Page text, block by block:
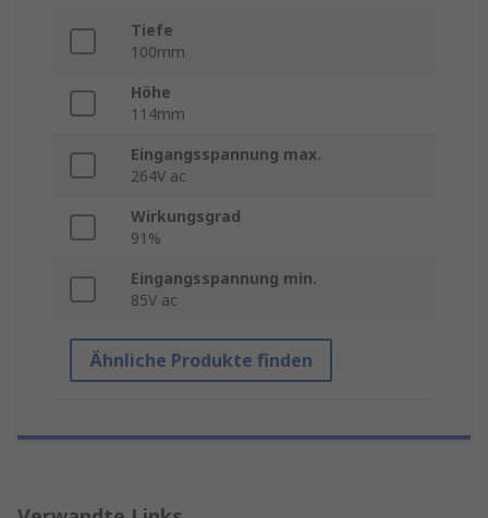
Tiefe
100mm
Höhe
114mm
Eingangsspannung max.
264V ac
Wirkungsgrad
91%
Eingangsspannung min.
85V ac
Ähnliche Produkte finden